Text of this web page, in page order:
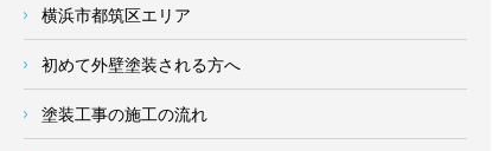
横浜市都筑区エリア
初めて外壁塗装される方へ
塗装工事の施工の流れ